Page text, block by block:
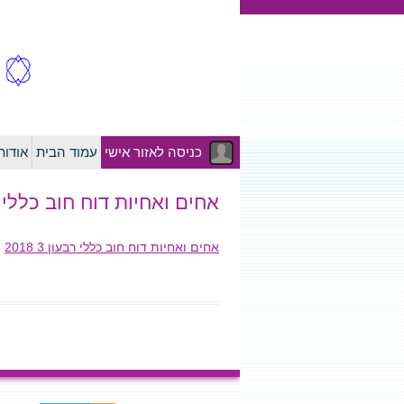
כניסה לאזור אישי עמוד הבית
אחים ואחיות דוח חוב כללי
אחים ואחיות דוח חוב כללי רבעון 3 2018